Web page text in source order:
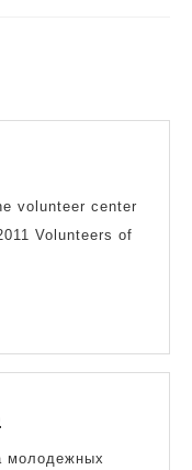
volunteer center
Volunteers of
студенческая
жизнь
молодежных